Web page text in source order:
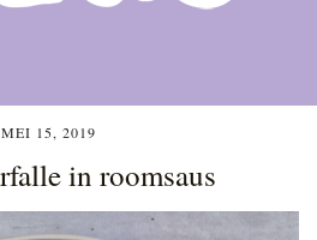
MEI 15, 2019
in roomsaus